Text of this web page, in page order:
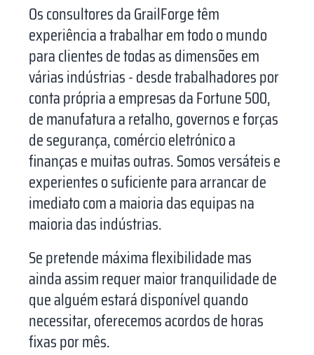
Os consultores da GrailForge têm
experiência a trabalhar em todo o mundo
para clientes de todas as dimensões em
várias indústrias - desde trabalhadores por
conta própria a empresas da Fortune 500,
de manufatura a retalho, governos e forças
de segurança, comércio eletrónico a
finanças e muitas outras. Somos versáteis e
experientes o suficiente para arrancar de
imediato com a maioria das equipas na
maioria das indústrias.
Se pretende máxima flexibilidade mas
ainda assim requer maior tranquilidade de
que alguém estará disponível quando
necessitar, oferecemos acordos de horas
fixas por mês.